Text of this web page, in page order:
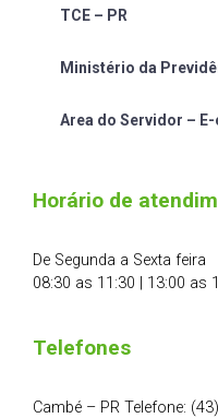
TCE – PR
Ministério da
Area do Servidor –
Horário de
De Segunda a Sexta feira
08:30 as 11:30 | 13:00 as
Telefones
Cambé – PR Telefone: